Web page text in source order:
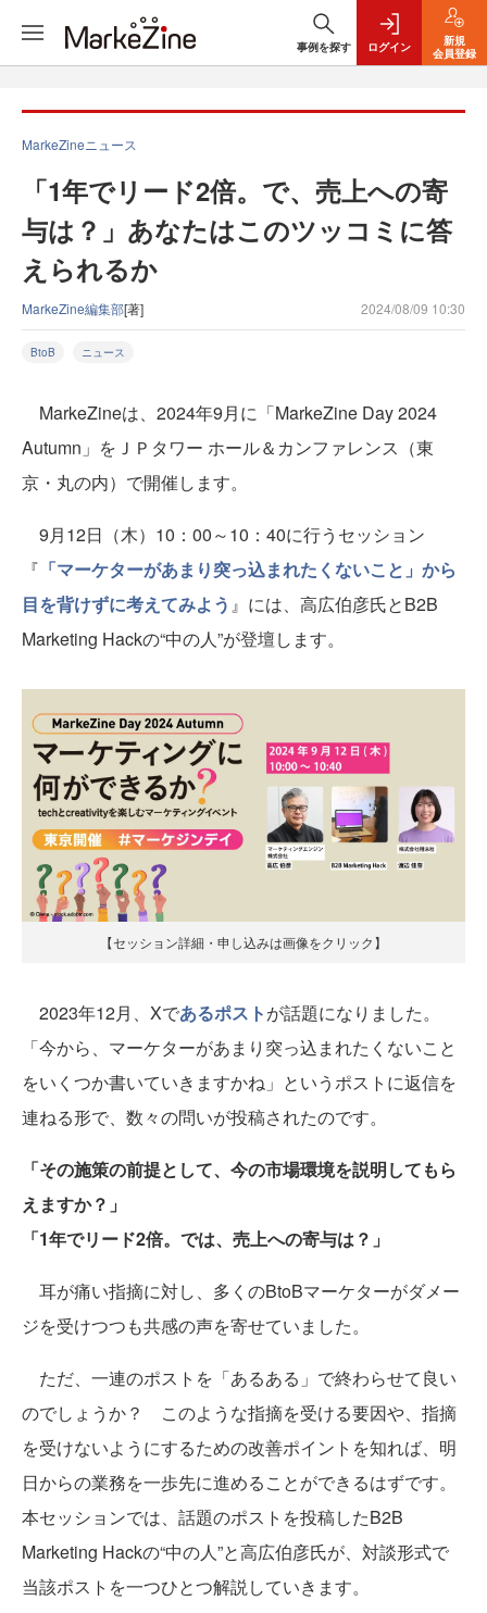
事例を探す ログイン
新規
会員登録
MarkeZineニュース
「1年でリード2倍。で、売上への寄
与は？」あなたはこのツッコミに答
えられるか
MarkeZine編集部[著] 2024/08/09 10:30
BtoB ニュース
MarkeZineは、2024年9月に「MarkeZine Day 2024
Autumn」をＪＰタワー ホール＆カンファレンス（東
京・丸の内）で開催します。
9月12日（木）10：00～10：40に行うセッション
『 「マーケターがあまり突っ込まれたくないこと」から
目を背けずに考えてみよう 』には、高広伯彦氏とB2B
Marketing Hackの“中の人”が登壇します。
【セッション詳細・申し込みは画像をクリック】
2023年12月、Xであるポストが話題になりました。
「今から、マーケターがあまり突っ込まれたくないこと
をいくつか書いていきますかね」というポストに返信を
連ねる形で、数々の問いが投稿されたのです。
「その施策の前提として、今の市場環境を説明してもら
えますか？」
「1年でリード2倍。では、売上への寄与は？」
耳が痛い指摘に対し、多くのBtoBマーケターがダメー
ジを受けつつも共感の声を寄せていました。
ただ、一連のポストを「あるある」で終わらせて良い
のでしょうか？ このような指摘を受ける要因や、指摘
を受けないようにするための改善ポイントを知れば、明
日からの業務を一歩先に進めることができるはずです。
本セッションでは、話題のポストを投稿したB2B
Marketing Hackの“中の人”と高広伯彦氏が、対談形式で
当該ポストを一つひとつ解説していきます。